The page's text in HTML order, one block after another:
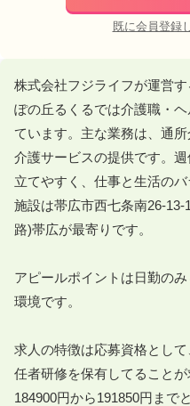
既に会員登録
株式会社フジライフが運営
ぽの丘るくるでは介護職・
ています。主な業務は、通
介護サービスの提供です。
立てやすく、仕事と生活の
施設は帯広市西七条南26-
路)帯広が最寄りです。
アピールポイントは日勤の
環境です。
求人の特徴は応募資格とし
任者研修を保有してること
184900円から191850円まで